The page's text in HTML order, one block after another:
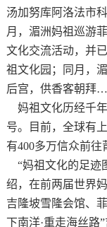
汤加努库阿洛法市
月，湄洲妈祖巡游
文化交流活动，并
祖文化园；同月，
后宫，供香客朝拜
妈祖文化历经千
号。目前，全球有
有400多万信众前往
“妈祖文化的足迹
绍，在前两届世界
吉隆坡雪隆会馆、
下南洋·重走海丝路